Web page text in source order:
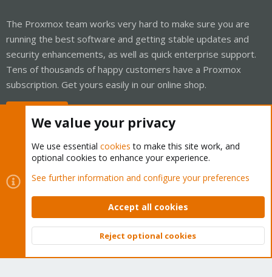
The Proxmox team works very hard to make sure you are
running the best software and getting stable updates and
security enhancements, as well as quick enterprise support.
Tens of thousands of happy customers have a Proxmox
subscription. Get yours easily in our online shop.
Cookies
Proxmox Support Forum - Light Mode
Contact us
Terms and rules Privacy policy Help Home
Community platform by XenForo © 2010-2026 XenForo Ltd.
Top
We value your privacy
We use essential cookies to make this site work, and
optional cookies to enhance your experience.
See further information and configure your preferences
Accept all cookies
Reject optional cookies